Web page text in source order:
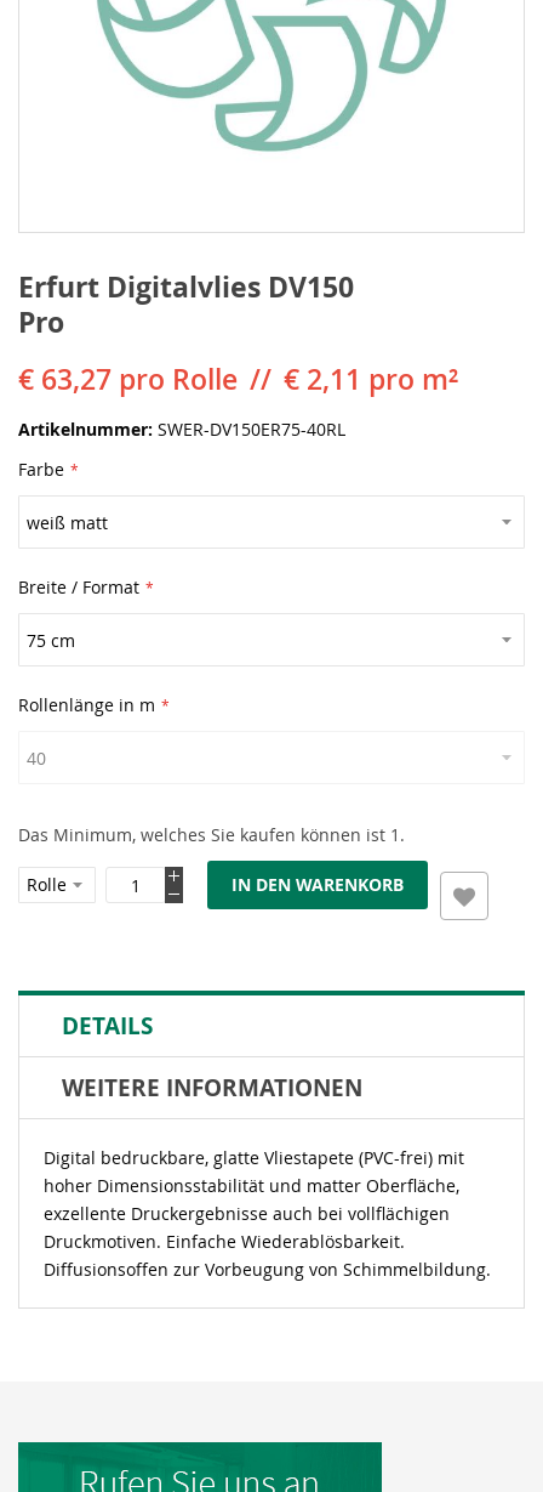
Erfurt Digitalvlies DV150
Pro
€ 63,27 pro Rolle € 2,11 pro m²
Artikelnummer SWER-DV150ER75-40RL
Farbe
Breite / Format
Rollenlänge in m
Das Minimum, welches Sie kaufen können ist 1.
IN DEN WARENKORB
DETAILS
WEITERE INFORMATIONEN
Digital bedruckbare, glatte Vliestapete (PVC-frei) mit
hoher Dimensionsstabilität und matter Oberfläche,
exzellente Druckergebnisse auch bei vollflächigen
Druckmotiven. Einfache Wiederablösbarkeit.
Diffusionsoffen zur Vorbeugung von Schimmelbildung.